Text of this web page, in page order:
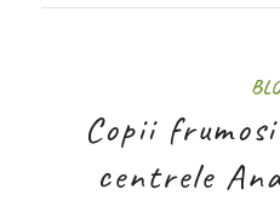
Copii
centrele